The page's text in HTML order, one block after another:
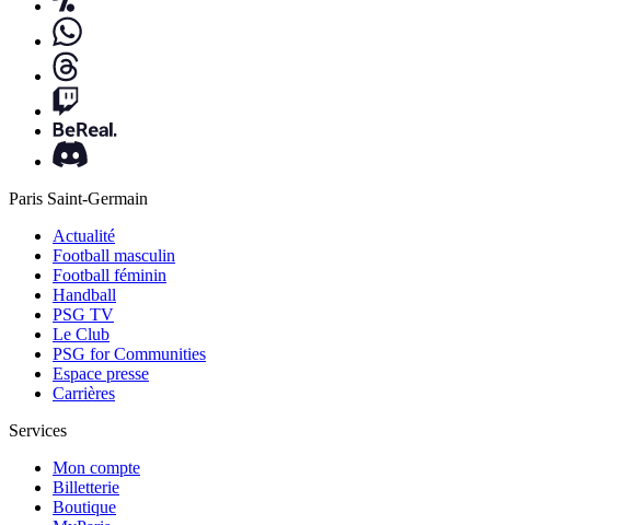
Paris Saint-Germain
Actualité
Football masculin
Football féminin
Handball
PSG TV
Le Club
PSG for Communities
Espace presse
Carrières
Services
Mon compte
Billetterie
Boutique